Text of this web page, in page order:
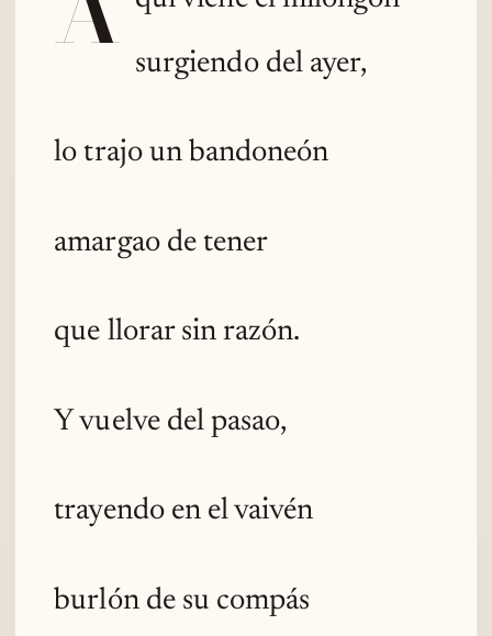
surgiendo del ayer,
lo trajo un bandoneón
amargao de tener
que llorar sin razón.
Y vuelve del pasao,
trayendo en el vaivén
burlón de su compás